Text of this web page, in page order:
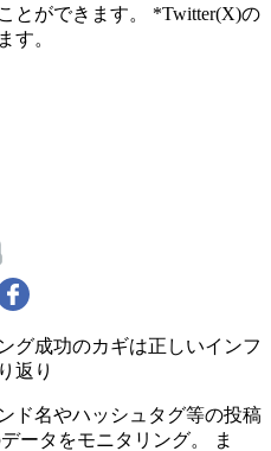
とができます。 *Twitter(X)の
す。
グ成功のカギは正しいインフ
返り
ド名やハッシュタグ等の投稿
ータをモニタリング。 ま